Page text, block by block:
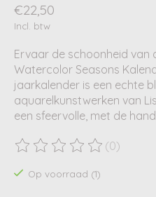
€22,50
Incl. btw
Ervaar de schoonheid van
Watercolor Seasons
jaarkalender is een echte
aquarelkunstwerken van
een sfeervolle, met de
De beoordeling van dit
(0)
Op voorraad (1)